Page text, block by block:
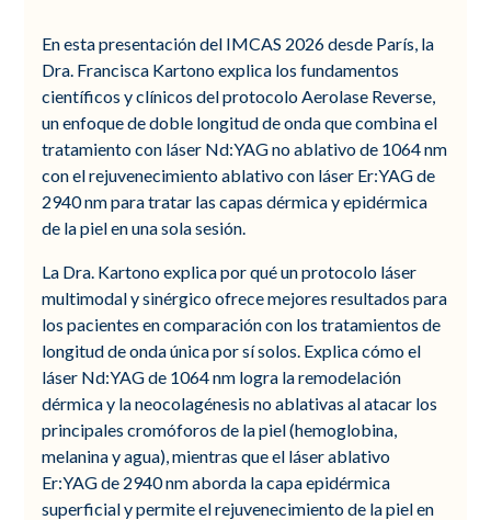
En esta presentación del IMCAS 2026 desde París, la
Dra. Francisca Kartono explica los fundamentos
científicos y clínicos del protocolo Aerolase Reverse,
un enfoque de doble longitud de onda que combina el
tratamiento con láser Nd:YAG no ablativo de 1064 nm
con el rejuvenecimiento ablativo con láser Er:YAG de
2940 nm para tratar las capas dérmica y epidérmica
de la piel en una sola sesión.
La Dra. Kartono explica por qué un protocolo láser
multimodal y sinérgico ofrece mejores resultados para
los pacientes en comparación con los tratamientos de
longitud de onda única por sí solos. Explica cómo el
láser Nd:YAG de 1064 nm logra la remodelación
dérmica y la neocolagénesis no ablativas al atacar los
principales cromóforos de la piel (hemoglobina,
melanina y agua), mientras que el láser ablativo
Er:YAG de 2940 nm aborda la capa epidérmica
superficial y permite el rejuvenecimiento de la piel en